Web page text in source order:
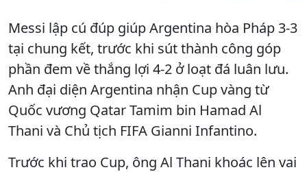
Messi lập cú đúp giúp Argentina hòa Pháp 3-3
tại chung kết, trước khi sút thành công góp
phần đem về thắng lợi 4-2 ở loạt đá luân lưu.
Anh đại diện Argentina nhận Cup vàng từ
Quốc vương Qatar Tamim bin Hamad Al
Thani và Chủ tịch FIFA Gianni Infantino.
Trước khi trao Cup, ông Al Thani khoác lên vai